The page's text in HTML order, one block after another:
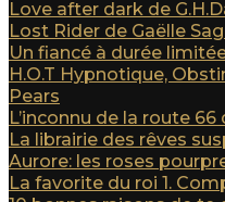
Love after dark de
Lost Rider de Gaëlle
Un fiancé à durée
H.O.T Hypnotique,
Pears
L’inconnu de la route 66
La librairie des rêves
Aurore: les roses
La favorite du roi 1.